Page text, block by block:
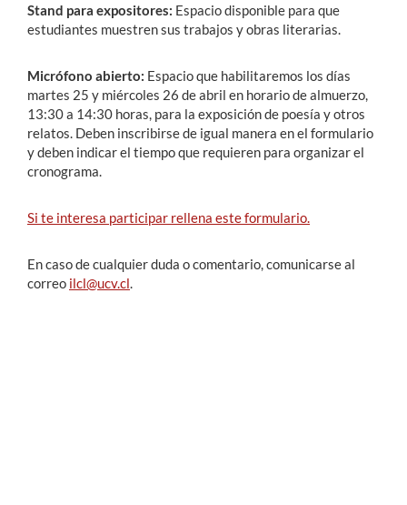
Stand para expositores: Espacio disponible para que
estudiantes muestren sus trabajos y obras literarias.
Micrófono abierto: Espacio que habilitaremos los días
martes 25 y miércoles 26 de abril en horario de almuerzo,
13:30 a 14:30 horas, para la exposición de poesía y otros
relatos. Deben inscribirse de igual manera en el formulario
y deben indicar el tiempo que requieren para organizar el
cronograma.
Si te interesa participar rellena este formulario.
En caso de cualquier duda o comentario, comunicarse al
correo ilcl@ucv.cl